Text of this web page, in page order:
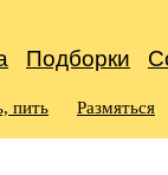
Подборки
пить Размяться